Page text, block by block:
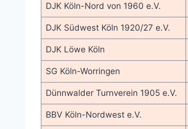
DJK Köln-Nord von 1960 e.V.
DJK Südwest Köln 1920/27 e.V.
DJK Löwe Köln
SG Köln-Worringen
Dünnwalder Turnverein 1905 e.V.
BBV Köln-Nordwest e.V.